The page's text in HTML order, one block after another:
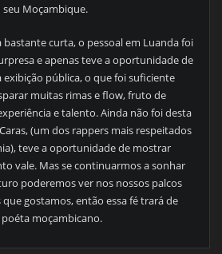
Moçambique.
bastante curta, o pessoal em Luanda foi
e apenas teve a oportunidade de
pública, o que foi suficiente
muitas rimas e flow, fruto de
e talento. Ainda não foi desta
(um dos rappers mais respeitados
teve a oportunidade de mostrar
vale. Mas se continuarmos a sonhar
poderemos ver nos nossos palcos
gostamos, então essa fé trará de
moçambicano.